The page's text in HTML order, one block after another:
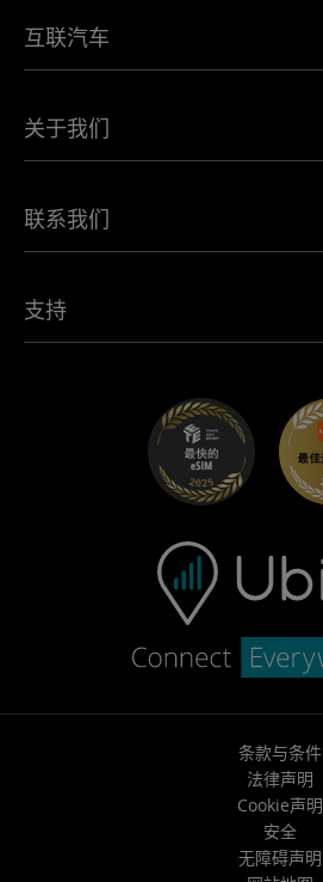
欧洲eSIM
加拿大eSIM
非洲最佳eSIM
查看所有目的地
互联汽车
适用于 LandRover 的 Ubigi
适用于 Jeep 的 Ubigi
适用于 Mini 的 Ubigi
适用于 Maserati 的 Ubigi
关于我们
Ubigi在媒体上
Ubigi应用程序
联系我们
联盟计划
支持
条款与条件
法律声明
Cookie声明
安全
无障碍声明